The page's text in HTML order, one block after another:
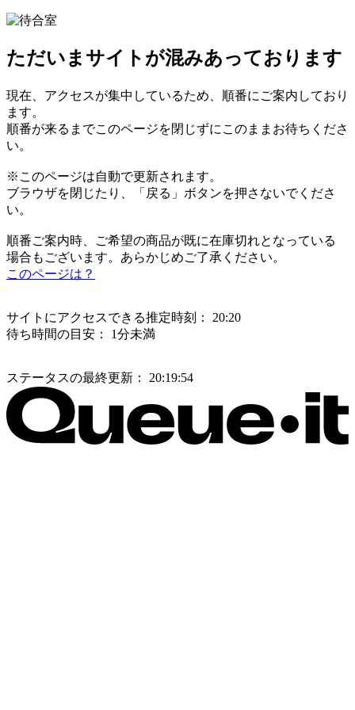
ただいまサイトが混みあっております
現在、アクセスが集中しているため、順番にご案内しており
ます。
順番が来るまでこのページを閉じずにこのままお待ちくださ
い。
※このページは自動で更新されます。
ブラウザを閉じたり、「戻る」ボタンを押さないでくださ
い。
順番ご案内時、ご希望の商品が既に在庫切れとなっている
場合もございます。あらかじめご了承ください。
このページは？
サイトにアクセスできる推定時刻：
20:20
待ち時間の目安：
1分未満
ステータスの最終更新： 20:19:54